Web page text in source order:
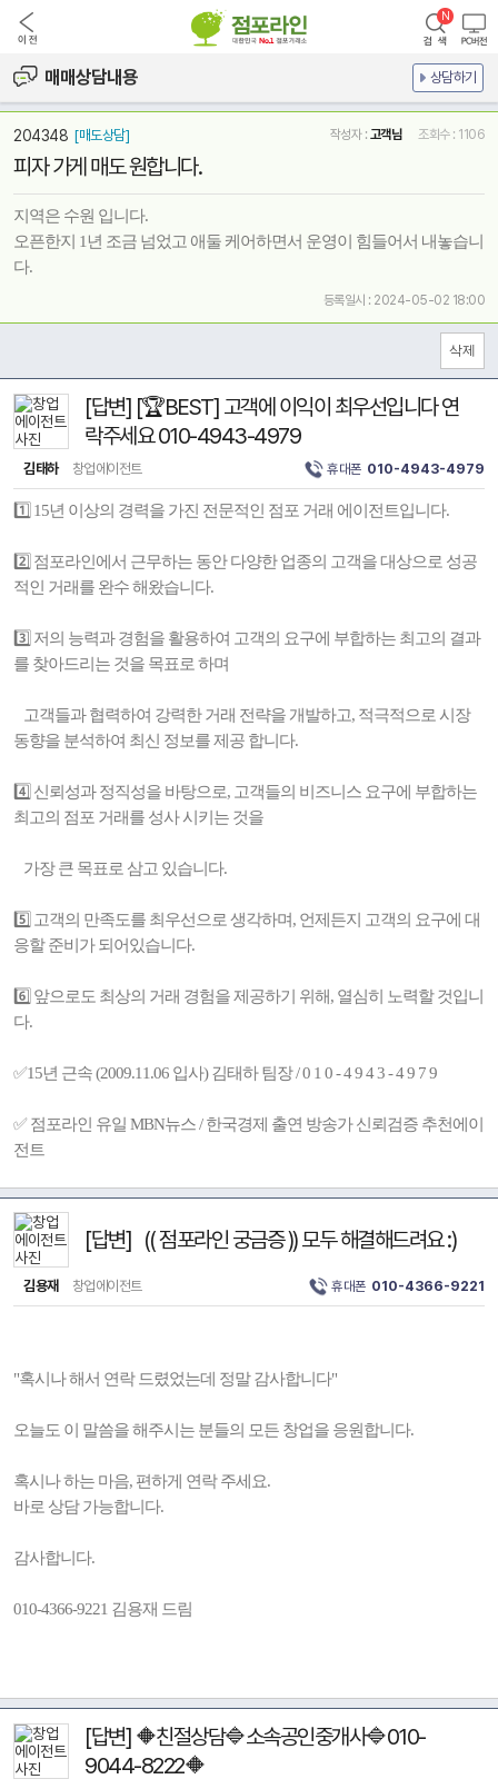
매매상담내용 상담하기
204348 [매도상담] 작성자 : 고객님 조회수 : 1106
피자 가게 매도 원합니다.
지역은 수원 입니다.
오픈한지 1년 조금 넘었고 애둘 케어하면서 운영이 힘들어서 내놓습니
다.
등록일시 : 2024-05-02 18:00
[답변] [🏆BEST] 고객에 이익이 최우선입니다 연
락주세요 010-4943-4979
김태하 창업에이전트 휴대폰 010-4943-4979
1️⃣ 15년 이상의 경력을 가진 전문적인 점포 거래 에이전트입니다.
2️⃣ 점포라인에서 근무하는 동안 다양한 업종의 고객을 대상으로 성공
적인 거래를 완수 해왔습니다.
3️⃣ 저의 능력과 경험을 활용하여 고객의 요구에 부합하는 최고의 결과
를 찾아드리는 것을 목표로 하며
고객들과 협력하여 강력한 거래 전략을 개발하고, 적극적으로 시장
동향을 분석하여 최신 정보를 제공 합니다.
4️⃣ 신뢰성과 정직성을 바탕으로, 고객들의 비즈니스 요구에 부합하는
최고의 점포 거래를 성사 시키는 것을
가장 큰 목표로 삼고 있습니다.
5️⃣ 고객의 만족도를 최우선으로 생각하며, 언제든지 고객의 요구에 대
응할 준비가 되어있습니다.
6️⃣ 앞으로도 최상의 거래 경험을 제공하기 위해, 열심히 노력할 것입니
다.
✅15년 근속 (2009.11.06 입사) 김태하 팀장 / 0 1 0 - 4 9 4 3 - 4 9 7 9
✅ 점포라인 유일 MBN뉴스 / 한국경제 출연 방송가 신뢰검증 추천에이
전트
[답변] (( 점포라인 궁금증 )) 모두 해결해드려요 :)
김용재 창업에이전트 휴대폰 010-4366-9221
"혹시나 해서 연락 드렸었는데 정말 감사합니다"
오늘도 이 말씀을 해주시는 분들의 모든 창업을 응원합니다.
혹시나 하는 마음, 편하게 연락 주세요.
바로 상담 가능합니다.
감사합니다.
010-4366-9221 김용재 드림
[답변] 🔶친절상담🔷소속공인중개사🔷010-
9044-8222🔶